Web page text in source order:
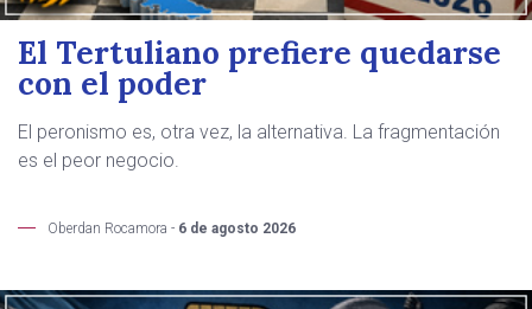
El Tertuliano prefiere quedarse
con el poder
El peronismo es, otra vez, la alternativa. La fragmentación
es el peor negocio.
Oberdan Rocamora - 6 de agosto 2026